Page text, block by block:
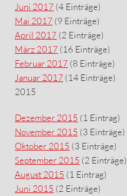
Juni 2017 (4 Einträge)
Mai 2017 (9 Einträge)
April 2017 (2 Einträge)
März 2017 (16 Einträge)
Februar 2017 (8 Einträge)
Januar 2017 (14 Einträge)
2015
Dezember 2015 (1 Eintrag)
November 2015 (3 Einträge)
Oktober 2015 (3 Einträge)
September 2015 (2 Einträge)
August 2015 (1 Eintrag)
Juni 2015 (2 Einträge)